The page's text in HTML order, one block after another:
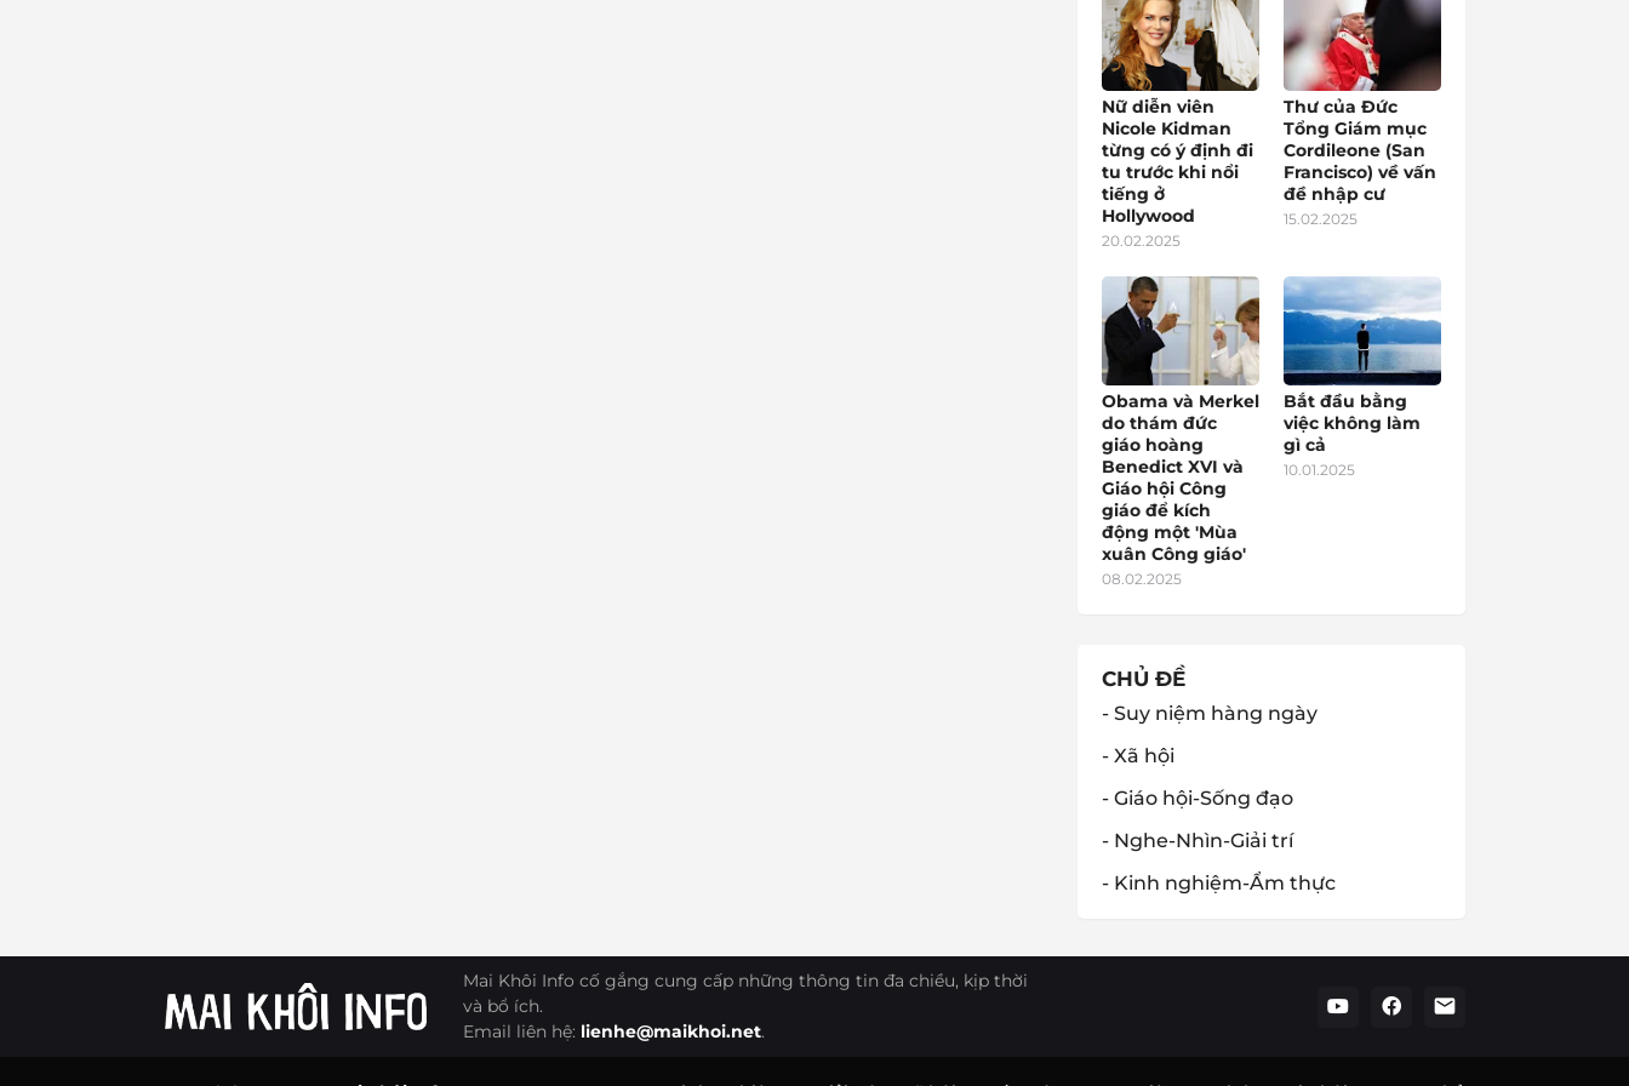
Nữ diễn viên
Nicole Kidman
từng có ý định đi
tu trước khi nổi
tiếng ở
Hollywood
20.02.2025
Thư của Đức
Tổng Giám mục
Cordileone (San
Francisco) về vấn
đề nhập cư
15.02.2025
Obama và Merkel
do thám đức
giáo hoàng
Benedict XVI và
Giáo hội Công
giáo để kích
động một 'Mùa
xuân Công giáo'
08.02.2025
Bắt đầu bằng
việc không làm
gì cả
10.01.2025
CHỦ ĐỀ
- Suy niệm hàng ngày
- Xã hội
- Giáo hội-Sống đạo
- Nghe-Nhìn-Giải trí
- Kinh nghiệm-Ẩm thực
Mai Khôi Info cố gắng cung cấp những thông tin đa chiều, kịp thời
và bổ ích.
Email liên hệ: lienhe@maikhoi.net.